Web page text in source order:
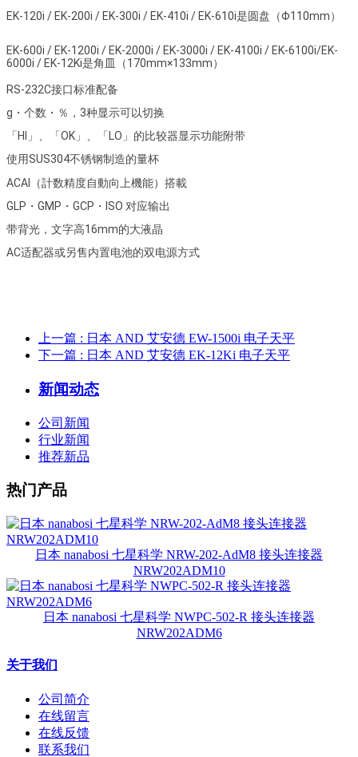
EK-120i / EK-200i / EK-300i / EK-410i / EK-610i是圆盘（Φ110mm）
EK-600i / EK-1200i / EK-2000i / EK-3000i / EK-4100i / EK-6100i/EK-
6000i / EK-12Ki是角皿（170mm×133mm）
RS-232C接口标准配备
g・个数・％，3种显示可以切换
「HI」、「OK」、「LO」的比较器显示功能附带
使用SUS304不锈钢制造的量杯
ACAI（計数精度自動向上機能）搭載
GLP・GMP・GCP・ISO 对应输出
带背光，文字高16mm的大液晶
AC适配器或另售内置电池的双电源方式
上一篇 : 日本 AND 艾安德 EW-1500i 电子天平
下一篇 : 日本 AND 艾安德 EK-12Ki 电子天平
新闻动态
公司新闻
行业新闻
推荐新品
热门产品
日本 nanabosi 七星科学 NRW-202-AdM8 接头连接器
NRW202ADM10
日本 nanabosi 七星科学 NWPC-502-R 接头连接器
NRW202ADM6
关于我们
公司简介
在线留言
在线反馈
联系我们